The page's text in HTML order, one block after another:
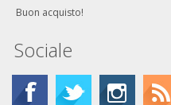
Buon acquisto!
Sociale